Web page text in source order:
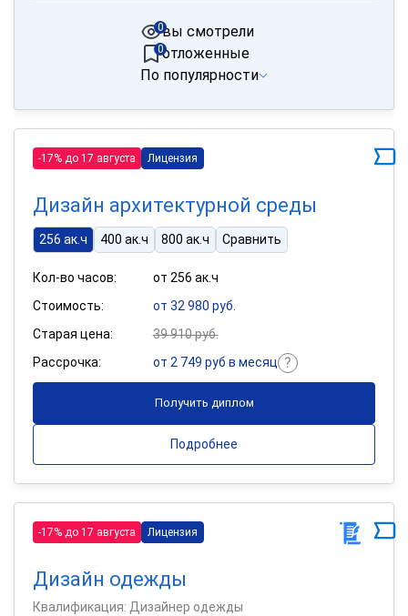
вы смотрели
0
отложенные
0
По популярности
-17% до 17 августа Лицензия
Дизайн архитектурной среды
256 ак.ч 400 ак.ч 800 ак.ч Сравнить
Кол-во часов:
от 256 ак.ч
Стоимость:
от 32 980 руб.
Старая цена:
39 910 руб.
Рассрочка:
от 2 749 руб в месяц
Получить диплом
Подробнее
-17% до 17 августа Лицензия
Дизайн одежды
Квалификация: Дизайнер одежды